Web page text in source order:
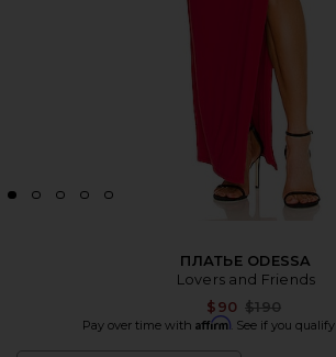
ПЛАТЬЕ ODESSA
Lovers and Friends
$90 Previous
$190
Pay over time with Affirm . See if you